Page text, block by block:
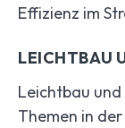
Effizienz im
LEICHTBAU
Leichtbau
Themen in der